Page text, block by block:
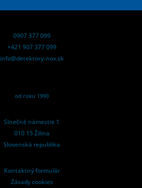
0907 377 099
+421 907 377 099
info@detektory-nox.sk
od roku 1990
Slnečné námestie 1
010 15 Žilina
Slovenská republika
Kontaktný formulár
Zásady cookies